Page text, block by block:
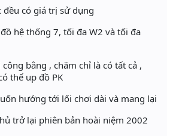
đều có giá trị sử dụng
hệ thống 7, tối đa W2 và tối đa
bằng , chăm chỉ là có tất cả ,
thể up đồ PK
hướng tới lối chơi dài và mang lại
trở lại phiên bản hoài niệm 2002